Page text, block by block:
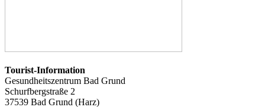
Tourist-Information
Gesundheitszentrum Bad Grund
Schurfbergstraße 2
37539 Bad Grund (Harz)